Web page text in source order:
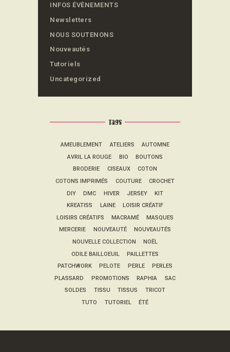
INFOS ÉVÈNEMENTS
Newsletters
NOUS SOUTENONS
Nouveautés
Tutoriels
Uncategorized
Tags
AMEUBLEMENT ATELIERS
AUTOMNE
AVRIL LA ROUGE
BIO
BOUTONS
BRODERIE
CISEAUX
COTON
COTONS IMPRIMÉS
COUTURE
CROCHET
DIY
DMC HIVER JERSEY
KIT
KREATISS
LAINE
LOISIR CRÉATIF
LOISIRS CRÉATIFS
MACRAMÉ
MASQUES
MERCERIE
NOUVEAUTÉ
NOUVEAUTÉS
NOUVELLE COLLECTION
NOËL
ODILE BAILLOEUIL
PAILLETTES
PATCHWORK
PELOTE PERLE
PERLES
PLASSARD
PROMOTIONS RAPHIA
SAC
SOLDES
TISSU TISSUS
TRICOT
TUTO
TUTORIEL ÉTÉ